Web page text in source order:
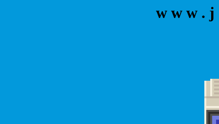
w w w . j